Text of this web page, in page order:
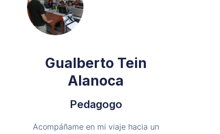
Gualberto Tein
Alanoca
Pedagogo
Acompáñame en mi viaje hacia un